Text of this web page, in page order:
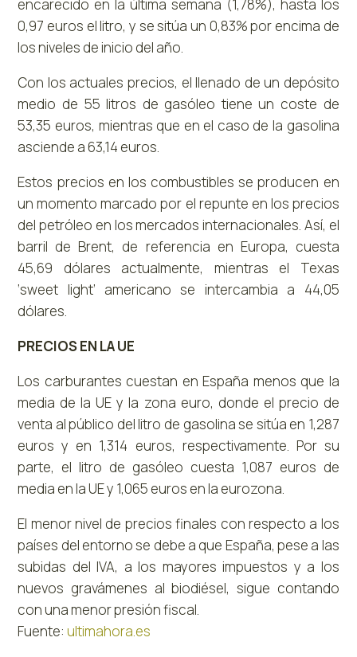
encarecido en la última semana (1,78%), hasta los
0,97 euros el litro, y se sitúa un 0,83% por encima de
los niveles de inicio del año.
Con los actuales precios, el llenado de un depósito
medio de 55 litros de gasóleo tiene un coste de
53,35 euros, mientras que en el caso de la gasolina
asciende a 63,14 euros.
Estos precios en los combustibles se producen en
un momento marcado por el repunte en los precios
del petróleo en los mercados internacionales. Así, el
barril de Brent, de referencia en Europa, cuesta
45,69 dólares actualmente, mientras el Texas
‘sweet light’ americano se intercambia a 44,05
dólares.
PRECIOS EN LA UE
Los carburantes cuestan en España menos que la
media de la UE y la zona euro, donde el precio de
venta al público del litro de gasolina se sitúa en 1,287
euros y en 1,314 euros, respectivamente. Por su
parte, el litro de gasóleo cuesta 1,087 euros de
media en la UE y 1,065 euros en la eurozona.
El menor nivel de precios finales con respecto a los
países del entorno se debe a que España, pese a las
subidas del IVA, a los mayores impuestos y a los
nuevos gravámenes al biodiésel, sigue contando
con una menor presión fiscal.
Fuente:ultimahora.es